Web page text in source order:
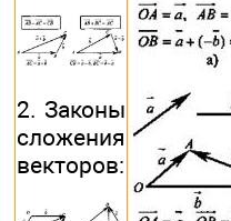
2. Законы
сложения
векторов: